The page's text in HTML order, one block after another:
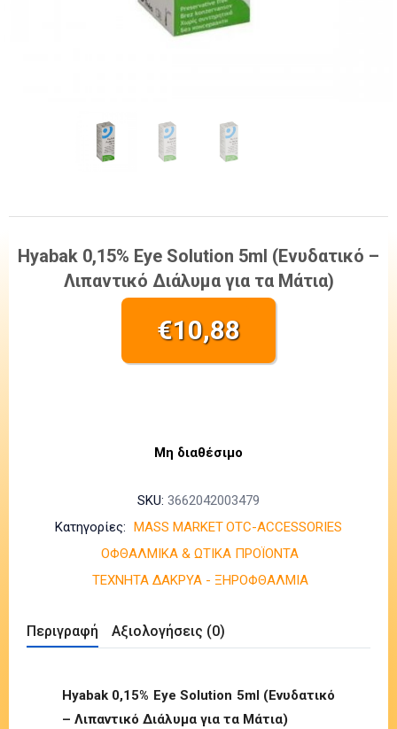
Hyabak 0,15% Eye Solution 5ml (Ενυδατικό –
Λιπαντικό Διάλυμα για τα Μάτια)
€10,88
Μη διαθέσιμο
SKU: 3662042003479
Κατηγορίες:
MASS MARKETOTC-ACCESSORIES
ΟΦΘΑΛΜΙΚΑ & ΩΤΙΚΑ ΠΡΟΪΟΝΤΑ
ΤΕΧΝΗΤΑ ΔΑΚΡΥΑ - ΞΗΡΟΦΘΑΛΜΙΑ
Περιγραφή Αξιολογήσεις (0)
Hyabak 0,15% Eye Solution 5ml (Ενυδατικό
– Λιπαντικό Διάλυμα για τα Μάτια)